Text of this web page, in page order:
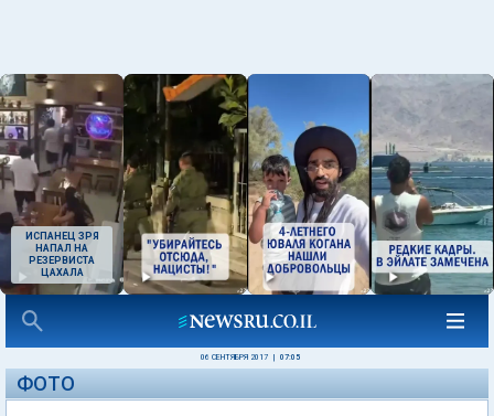
ИСПАНЕЦ ЗРЯ
НАПАЛ НА
РЕЗЕРВИСТА
ЦАХАЛА
06 СЕНТЯБРЯ 2017 07:05
ФОТО